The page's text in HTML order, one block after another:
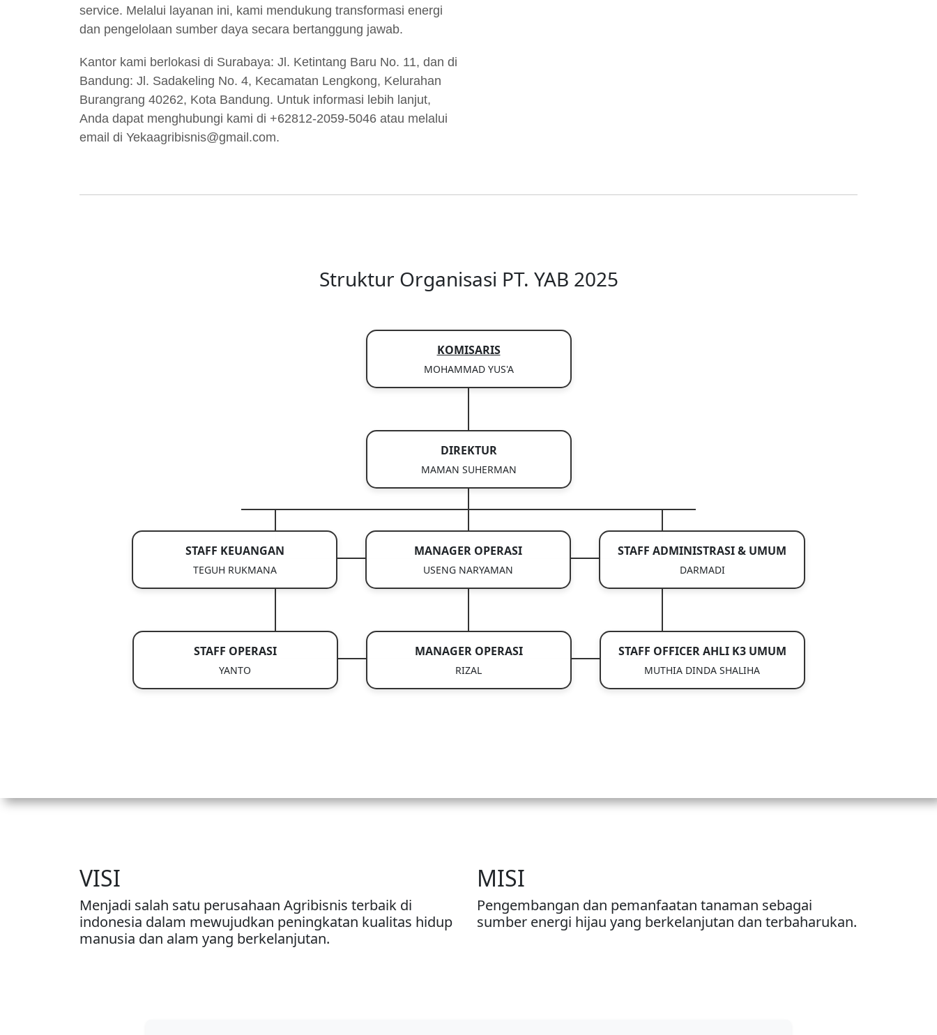
service. Melalui layanan ini, kami mendukung transformasi energi
dan pengelolaan sumber daya secara bertanggung jawab.
Kantor kami berlokasi di Surabaya: Jl. Ketintang Baru No. 11, dan di
Bandung: Jl. Sadakeling No. 4, Kecamatan Lengkong, Kelurahan
Burangrang 40262, Kota Bandung. Untuk informasi lebih lanjut,
Anda dapat menghubungi kami di +62812-2059-5046 atau melalui
email di Yekaagribisnis@gmail.com.
Struktur Organisasi PT. YAB 2025
KOMISARIS
MOHAMMAD YUS'A
DIREKTUR
MAMAN SUHERMAN
STAFF KEUANGAN
TEGUH RUKMANA
MANAGER OPERASI
USENG NARYAMAN
STAFF ADMINISTRASI & UMUM
DARMADI
STAFF OPERASI
YANTO
MANAGER OPERASI
RIZAL
STAFF OFFICER AHLI K3 UMUM
MUTHIA DINDA SHALIHA
VISI
Menjadi salah satu perusahaan Agribisnis terbaik di
indonesia dalam mewujudkan peningkatan kualitas hidup
manusia dan alam yang berkelanjutan.
MISI
Pengembangan dan pemanfaatan tanaman sebagai
sumber energi hijau yang berkelanjutan dan terbaharukan.